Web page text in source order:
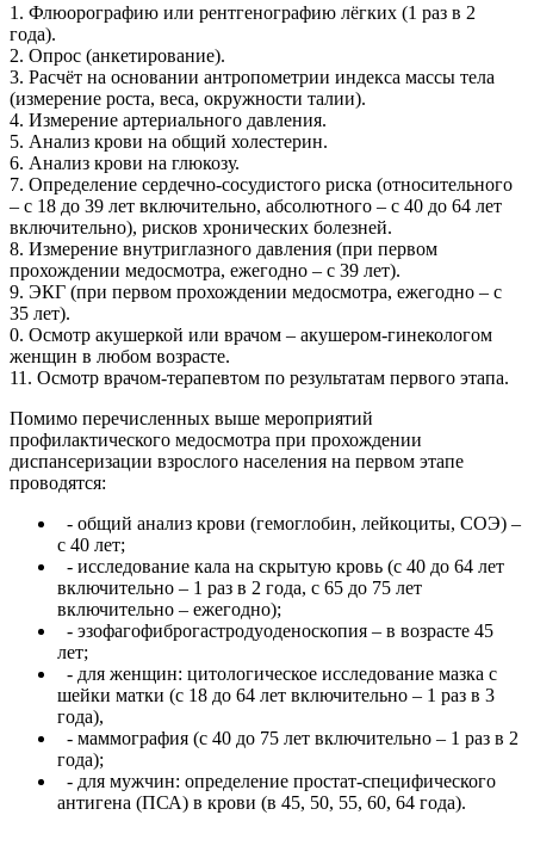
1. Флюорографию или рентгенографию лёгких (1 раз в 2
года).
2. Опрос (анкетирование).
3. Расчёт на основании антропометрии индекса массы тела
(измерение роста, веса, окружности талии).
4. Измерение артериального давления.
5. Анализ крови на общий холестерин.
6. Анализ крови на глюкозу.
7. Определение сердечно-сосудистого риска (относительного
– с 18 до 39 лет включительно, абсолютного – с 40 до 64 лет
включительно), рисков хронических болезней.
8. Измерение внутриглазного давления (при первом
прохождении медосмотра, ежегодно – с 39 лет).
9. ЭКГ (при первом прохождении медосмотра, ежегодно – с
35 лет).
0. Осмотр акушеркой или врачом – акушером-гинекологом
женщин в любом возрасте.
11. Осмотр врачом-терапевтом по результатам первого этапа.
Помимо перечисленных выше мероприятий
профилактического медосмотра при прохождении
диспансеризации взрослого населения на первом этапе
проводятся:
- общий анализ крови (гемоглобин, лейкоциты, СОЭ) –
с 40 лет;
- исследование кала на скрытую кровь (с 40 до 64 лет
включительно – 1 раз в 2 года, с 65 до 75 лет
включительно – ежегодно);
- эзофагофиброгастродуоденоскопия – в возрасте 45
лет;
- для женщин: цитологическое исследование мазка с
шейки матки (с 18 до 64 лет включительно – 1 раз в 3
года),
- маммография (с 40 до 75 лет включительно – 1 раз в 2
года);
- для мужчин: определение простат-специфического
антигена (ПСА) в крови (в 45, 50, 55, 60, 64 года).